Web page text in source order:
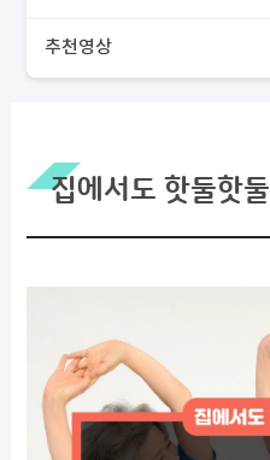
추천영상
집에서도 핫둘핫둘